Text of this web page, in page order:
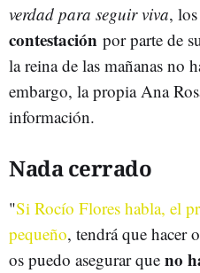
verdad para seguir viva,
contestación por parte de
la reina de las mañanas no
embargo, la propia Ana
información.
Nada cerrado
"Si Rocío Flores habla, el
pequeño, tendrá que hacer
os puedo asegurar que no